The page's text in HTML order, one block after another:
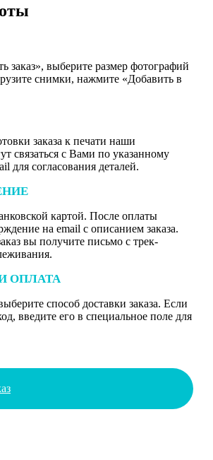
заказ», выберите размер фотографий
снимки, нажмите «Добавить в
заказа к печати наши
связаться с Вами по указанному
для согласования деталей.
картой. После оплаты
на email с описанием заказа.
вы получите письмо с трек-
ОПЛАТА
способ доставки заказа. Если
введите его в специальное поле для